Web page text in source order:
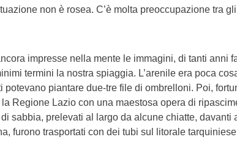
non è rosea. C’è molta preoccupazione tra
impresse nella mente le immagini, di tanti anni
termini la nostra spiaggia. L’arenile era poca
potevano piantare due-tre file di ombrelloni. Poi,
Regione Lazio con una maestosa opera di
sabbia, prelevati al largo da alcune chiatte, davanti
furono trasportati con dei tubi sul litorale